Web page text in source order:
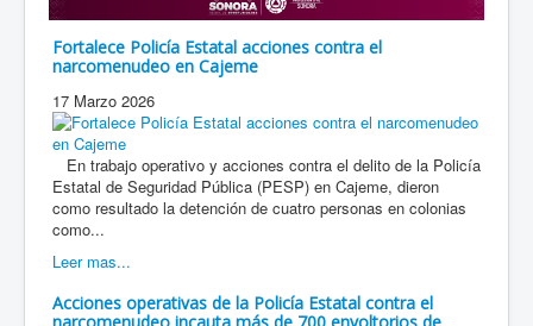
Fortalece Policía Estatal acciones contra el
narcomenudeo en Cajeme
17 Marzo 2026
En trabajo operativo y acciones contra el delito de la Policía
Estatal de Seguridad Pública (PESP) en Cajeme, dieron
como resultado la detención de cuatro personas en colonias
como...
Leer mas...
Acciones operativas de la Policía Estatal contra el